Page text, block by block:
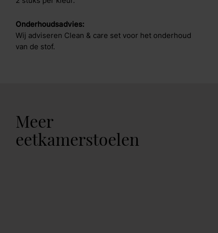
Onderhoudsadvies:
Wij adviseren Clean & care set voor het onderhoud
van de stof.
Meer
eetkamerstoelen